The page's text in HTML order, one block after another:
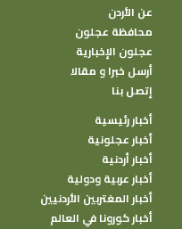
عن الأردن
محافظة عجلون
عجلون الإخبارية
أرسل خبرا و مقالا
إتصل بنا
أخبار رئيسية
أخبار عجلونية
أخبار أردنية
أخبار عربية ودولية
أخبار المغتربين الأردنيين
أخبار كورونا في العالم